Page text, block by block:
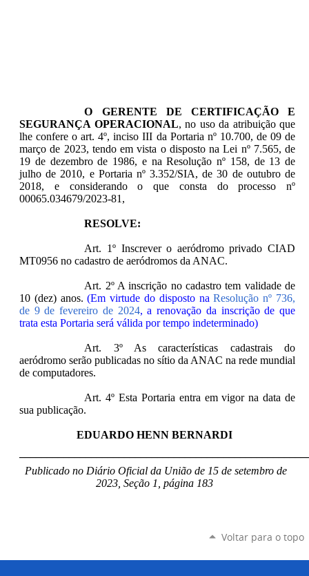
O GERENTE DE CERTIFICAÇÃO E
SEGURANÇA OPERACIONAL, no uso da atribuição que
lhe confere o art. 4º, inciso III da Portaria nº 10.700, de 09 de
março de 2023, tendo em vista o disposto na Lei nº 7.565, de
19 de dezembro de 1986, e na Resolução nº 158, de 13 de
julho de 2010, e Portaria nº 3.352/SIA, de 30 de outubro de
2018, e considerando o que consta do processo nº
00065.034679/2023-81,
RESOLVE:
Art. 1º Inscrever o aeródromo privado CIAD
MT0956 no cadastro de aeródromos da ANAC.
Art. 2º A inscrição no cadastro tem validade de
10 (dez) anos.(Em virtude do disposto naResolução nº 736,
de 9 de fevereiro de 2024, a renovação da inscrição de que
trata esta Portaria será válida por tempo indeterminado)
Art. 3º As características cadastrais do
aeródromo serão publicadas no sítio da ANAC na rede mundial
de computadores.
Art. 4º Esta Portaria entra em vigor na data de
sua publicação.
EDUARDO HENN BERNARDI
Publicado no Diário Oficial da União de 15 de setembro de
2023, Seção 1, página 183
Voltar para o topo